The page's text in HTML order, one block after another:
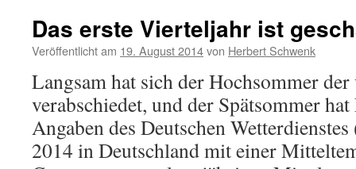
Das erste Vierteljahr ist
Veröffentlicht am 19. August 2014von Herbert Schwenk
Langsam hat sich der Hochsommer der
verabschiedet, und der Spätsommer
Angaben des Deutschen
2014 in Deutschland mit einer